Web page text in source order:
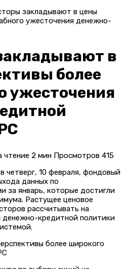
закладывают в цены
ужесточения денежно-
в
более
ужесточения
чтение 2 мин Просмотров 415
четверг, 10 февраля, фондовый
данных по
за январь, которые достигли
Растущее ценовое
рассчитывать на
денежно-кредитной политики